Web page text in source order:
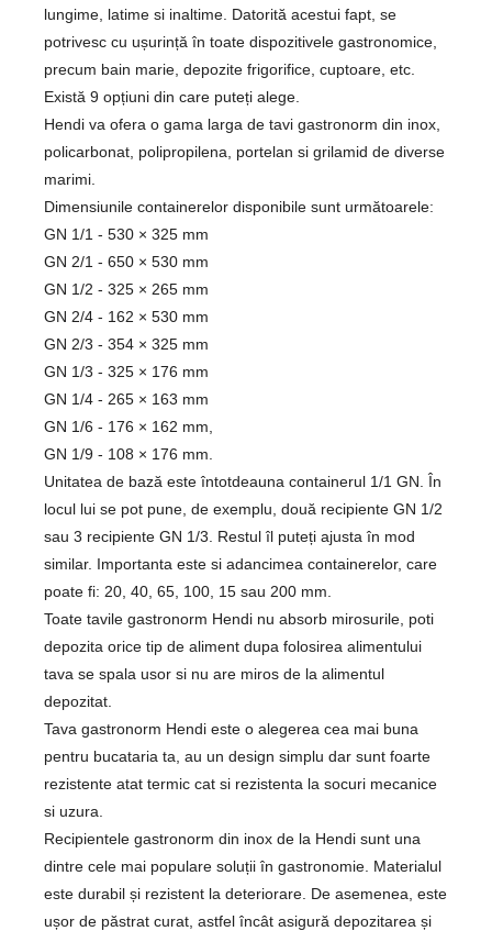
lungime, latime si inaltime. Datorită acestui fapt, se
potrivesc cu ușurință în toate dispozitivele gastronomice,
precum bain marie, depozite frigorifice, cuptoare, etc.
Există 9 opțiuni din care puteți alege.
Hendi va ofera o gama larga de tavi gastronorm din inox,
policarbonat, polipropilena, portelan si grilamid de diverse
marimi.
Dimensiunile containerelor disponibile sunt următoarele:
GN 1/1 - 530 × 325 mm
GN 2/1 - 650 × 530 mm
GN 1/2 - 325 × 265 mm
GN 2/4 - 162 × 530 mm
GN 2/3 - 354 × 325 mm
GN 1/3 - 325 × 176 mm
GN 1/4 - 265 × 163 mm
GN 1/6 - 176 × 162 mm,
GN 1/9 - 108 × 176 mm.
Unitatea de bază este întotdeauna containerul 1/1 GN. În
locul lui se pot pune, de exemplu, două recipiente GN 1/2
sau 3 recipiente GN 1/3. Restul îl puteți ajusta în mod
similar. Importanta este si adancimea containerelor, care
poate fi: 20, 40, 65, 100, 15 sau 200 mm.
Toate tavile gastronorm Hendi nu absorb mirosurile, poti
depozita orice tip de aliment dupa folosirea alimentului
tava se spala usor si nu are miros de la alimentul
depozitat.
Tava gastronorm Hendi este o alegerea cea mai buna
pentru bucataria ta, au un design simplu dar sunt foarte
rezistente atat termic cat si rezistenta la socuri mecanice
si uzura.
Recipientele gastronorm din inox de la Hendi sunt una
dintre cele mai populare soluții în gastronomie. Materialul
este durabil și rezistent la deteriorare. De asemenea, este
ușor de păstrat curat, astfel încât asigură depozitarea și